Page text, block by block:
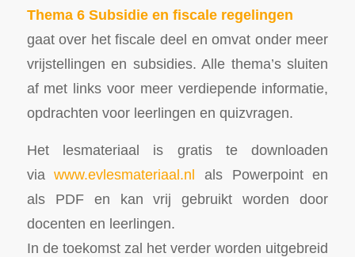
Thema 6 Subsidie en fiscale regelingen
gaat over het fiscale deel en omvat onder meer
vrijstellingen en subsidies. Alle thema’s sluiten
af met links voor meer verdiepende informatie,
opdrachten voor leerlingen en quizvragen.
Het lesmateriaal is gratis te downloaden
viawww.evlesmateriaal.nl als Powerpoint en
als PDF en kan vrij gebruikt worden door
docenten en leerlingen.
In de toekomst zal het verder worden uitgebreid